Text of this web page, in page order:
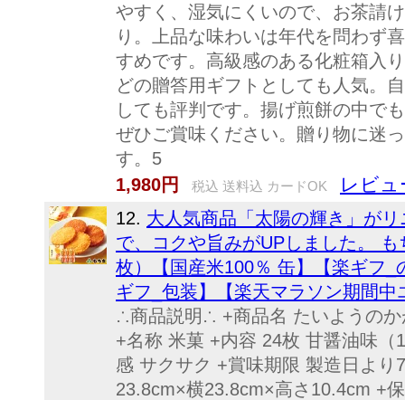
やすく、湿気にくいので、お茶請
り。上品な味わいは年代を問わず
すめです。高級感のある化粧箱入
どの贈答用ギフトとしても人気。
しても評判です。揚げ煎餅の中で
ぜひご賞味ください。贈り物に迷
す。5
1,980円
税込 送料込 カードOK レビュ
12. 大人気商品「太陽の輝き」が
で、コクや旨みがUPしました。
枚）【国産米100％ 缶】【楽ギフ
ギフ_包装】【楽天マラソン期間
∴商品説明∴ +商品名 たいようの
+名称 米菓 +内容 24枚 甘醤油味
感 サクサク +賞味期限 製造日より
23.8cm×横23.8cm×高さ10.4cm +